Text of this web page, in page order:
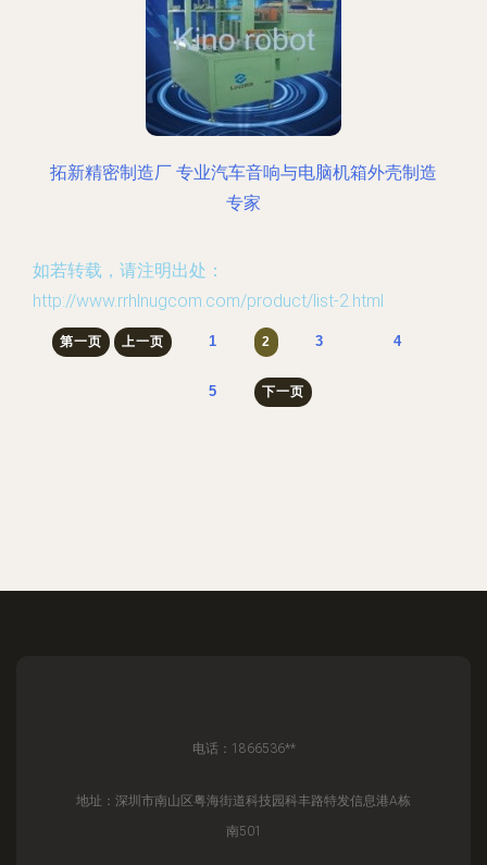
拓新精密制造厂 专业汽车音响与电脑机箱外壳制造
专家
如若转载，请注明出处：
http://www.rrhlnugcom.com/product/list-2.html
第一页 上一页 1 2 3 4
5 下一页
电话：1866536**
地址：深圳市南山区粤海街道科技园科丰路特发信息港A栋
南501